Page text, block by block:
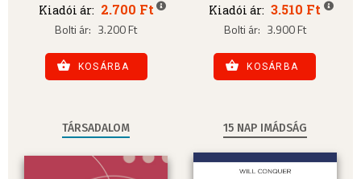
Kiadói ár: 2.700 Ft
Bolti ár: 3.200 Ft
KOSÁRBA
Kiadói ár: 3.510 Ft
Bolti ár: 3.900 Ft
KOSÁRBA
TÁRSADALOM 15 NAP IMÁDSÁG